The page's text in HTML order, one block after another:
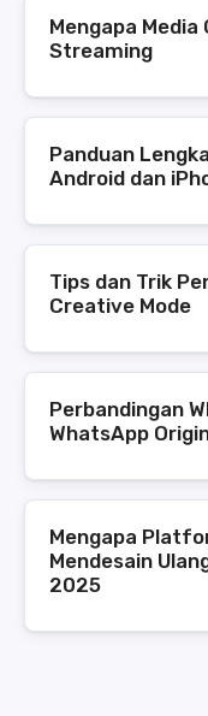
Mengapa
Streaming
Panduan
Android dan
Tips dan Trik
Creative Mode
Perbandingan
WhatsApp
Mengapa
Mendesain
2025